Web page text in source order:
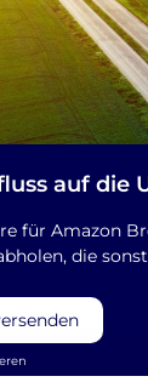
auf die
für Amazon
die